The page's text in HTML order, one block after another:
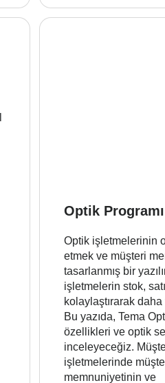
Optik
Optik işletmelerinin
etmek ve müşteri
tasarlanmış bir
işletmelerin stok,
kolaylaştırarak daha
Bu yazıda, Tema
özellikleri ve optik
inceleyeceğiz.
işletmelerinde
memnuniyetinin ve